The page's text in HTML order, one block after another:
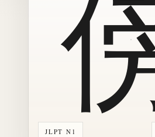
JLPT N1